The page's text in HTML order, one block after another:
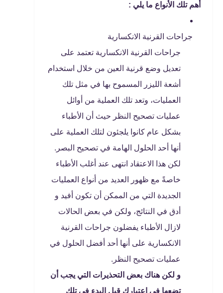
أهم تلك الأنواع ما يلي :
جراحات القرنية الانكسارية
جراحات القرنية الانكسارية تعتمد على
تعديل وضع قرنية العين من خلال استخدام
أشعة الليزر المسموح بها في مثل تلك
العمليات، وتعد تلك العملية من أوائل
عمليات تصحيح النظر حيث أن الأطباء
بشكل عام كانوا يلجئون لتلك العملية على
أنها أحد الحلول الهامة في تصحيح البصر.
لكن هذا الاعتقاد انتهى عند أغلب الأطباء
خاصةً مع ظهور العديد من أنواع العمليات
الجديدة التي من الممكن أن تكون أفيد و
أدق في النتائج، ولكن في بعض الحالات
لازال الأطباء يفضلون جراحات القرنية
الانكسارية على أنها أحد أفضل الحلول في
عمليات تصحيح النظر.
و لكن هناك بعض التحذيرات التي يجب أن
تضعها في اعتبارك قبل البدء في تلك